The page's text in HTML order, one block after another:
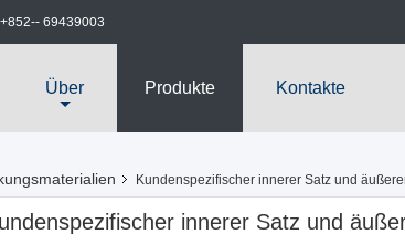
+852-- 69439003
Über Produkte Kontakte
Kundenspezifischer innerer Satz und
innerer Satz und